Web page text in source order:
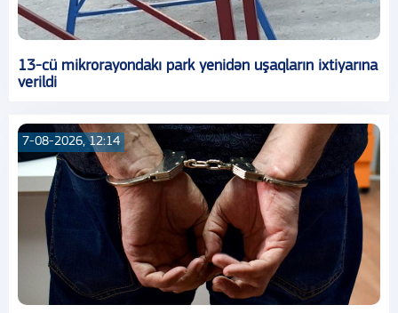
13-cü mikrorayondakı park yenidən uşaqların ixtiyarına
verildi
7-08-2026, 12:14